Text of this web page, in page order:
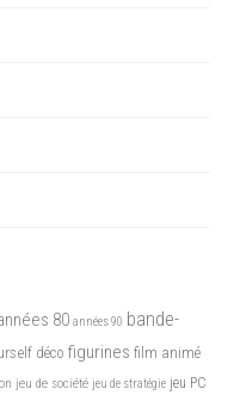
80 années 90 bande-
déco figurines film animé
jeu de société jeu de stratégie jeu PC